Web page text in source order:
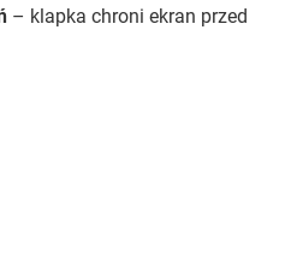
– klapka chroni ekran przed